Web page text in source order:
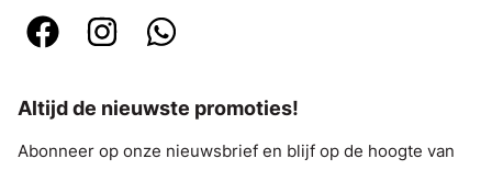
Altijd de nieuwste promoties!
Abonneer op onze nieuwsbrief en blijf op de hoogte van